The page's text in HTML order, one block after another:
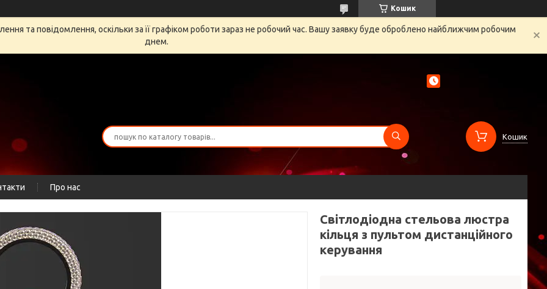
Кошик
та повідомлення, оскільки за її графіком роботи зараз не робочий час. Вашу заявку буде оброблено найближчим робочим
днем.
Кошик
Про нас
Світлодіодна стельова люстра
кільця з пультом дистанційного
керування